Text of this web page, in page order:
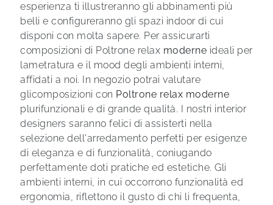
esperienza ti illustreranno gli abbinamenti più
belli e configureranno gli spazi indoor di cui
disponi con molta sapere. Per assicurarti
composizioni di Poltrone relax moderne ideali per
lametratura e il mood degli ambienti interni,
affidati a noi. In negozio potrai valutare
glicomposizioni con Poltrone relax moderne
plurifunzionali e di grande qualità. I nostri interior
designers saranno felici di assisterti nella
selezione dell'arredamento perfetti per esigenze
di eleganza e di funzionalità, coniugando
perfettamente doti pratiche ed estetiche. Gli
ambienti interni, in cui occorrono funzionalità ed
ergonomia, riflettono il gusto di chi li frequenta,